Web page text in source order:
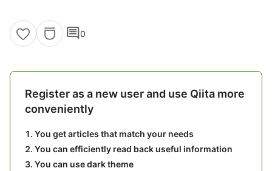
comment0
Register as a new user and use Qiita more
conveniently
You get articles that match your needs
You can efficiently read back useful information
You can use dark theme